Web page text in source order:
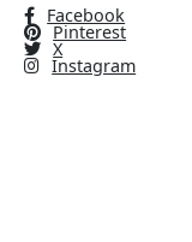
Facebook
Pinterest
X
Instagram